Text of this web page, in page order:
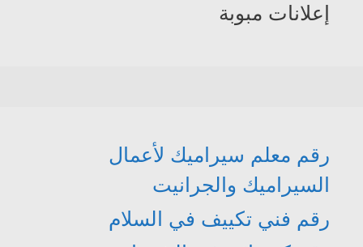
إعلانات مبوبة
رقم معلم سيراميك لأعمال
السيراميك والجرانيت
رقم فني تكييف في السلام